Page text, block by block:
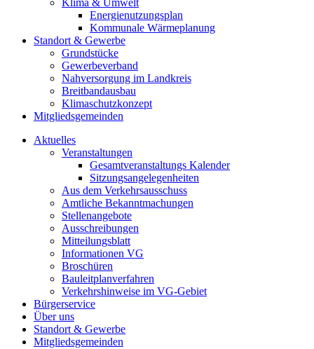
Klima & Umwelt
Energienutzungsplan
Kommunale Wärmeplanung
Standort & Gewerbe
Grundstücke
Gewerbeverband
Nahversorgung im Landkreis
Breitbandausbau
Klimaschutzkonzept
Mitgliedsgemeinden
Aktuelles
Veranstaltungen
Gesamtveranstaltungs Kalender
Sitzungsangelegenheiten
Aus dem Verkehrsausschuss
Amtliche Bekanntmachungen
Stellenangebote
Ausschreibungen
Mitteilungsblatt
Informationen VG
Broschüren
Bauleitplanverfahren
Verkehrshinweise im VG-Gebiet
Bürgerservice
Über uns
Standort & Gewerbe
Mitgliedsgemeinden